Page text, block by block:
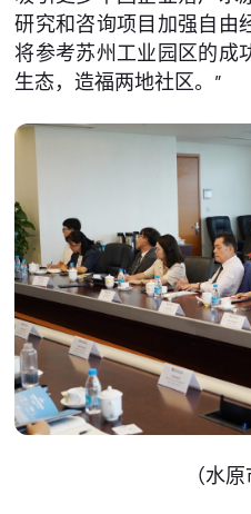
研究和咨询项目加强自由
将参考苏州工业园区的成
生态，造福两地社区。”
（水